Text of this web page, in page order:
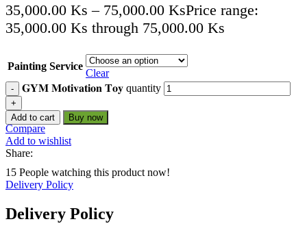
35,000.00 Ks – 75,000.00 KsPrice range:
35,000.00 Ks through 75,000.00 Ks
Painting Service
Clear
𝐆𝐘𝐌 𝐌𝐨𝐭𝐢𝐯𝐚𝐭𝐢𝐨𝐧 𝐓𝐨𝐲 quantity
Add to cart Buy now
Compare
Add to wishlist
Share:
15 People watching this product now!
Delivery Policy
Delivery Policy